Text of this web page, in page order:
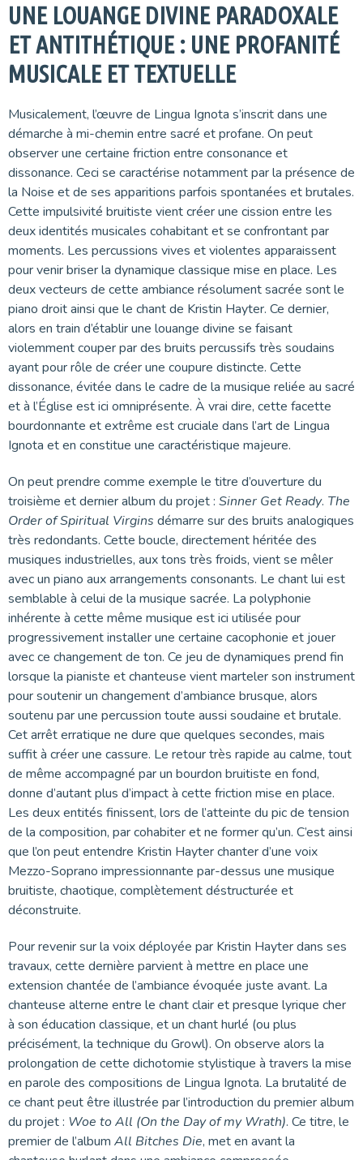
UNE LOUANGE DIVINE PARADOXALE
ET ANTITHÉTIQUE : UNE PROFANITÉ
MUSICALE ET TEXTUELLE
Musicalement, l’œuvre de Lingua Ignota s’inscrit dans une
démarche à mi-chemin entre sacré et profane. On peut
observer une certaine friction entre consonance et
dissonance. Ceci se caractérise notamment par la présence de
la Noise et de ses apparitions parfois spontanées et brutales.
Cette impulsivité bruitiste vient créer une cission entre les
deux identités musicales cohabitant et se confrontant par
moments. Les percussions vives et violentes apparaissent
pour venir briser la dynamique classique mise en place. Les
deux vecteurs de cette ambiance résolument sacrée sont le
piano droit ainsi que le chant de Kristin Hayter. Ce dernier,
alors en train d’établir une louange divine se faisant
violemment couper par des bruits percussifs très soudains
ayant pour rôle de créer une coupure distincte. Cette
dissonance, évitée dans le cadre de la musique reliée au sacré
et à l’Église est ici omniprésente. À vrai dire, cette facette
bourdonnante et extrême est cruciale dans l’art de Lingua
Ignota et en constitue une caractéristique majeure.
On peut prendre comme exemple le titre d’ouverture du
troisième et dernier album du projet : Sinner Get Ready. The
Order of Spiritual Virgins démarre sur des bruits analogiques
très redondants. Cette boucle, directement héritée des
musiques industrielles, aux tons très froids, vient se mêler
avec un piano aux arrangements consonants. Le chant lui est
semblable à celui de la musique sacrée. La polyphonie
inhérente à cette même musique est ici utilisée pour
progressivement installer une certaine cacophonie et jouer
avec ce changement de ton. Ce jeu de dynamiques prend fin
lorsque la pianiste et chanteuse vient marteler son instrument
pour soutenir un changement d’ambiance brusque, alors
soutenu par une percussion toute aussi soudaine et brutale.
Cet arrêt erratique ne dure que quelques secondes, mais
suffit à créer une cassure. Le retour très rapide au calme, tout
de même accompagné par un bourdon bruitiste en fond,
donne d’autant plus d’impact à cette friction mise en place.
Les deux entités finissent, lors de l’atteinte du pic de tension
de la composition, par cohabiter et ne former qu’un. C’est ainsi
que l’on peut entendre Kristin Hayter chanter d’une voix
Mezzo-Soprano impressionnante par-dessus une musique
bruitiste, chaotique, complètement déstructurée et
déconstruite.
Pour revenir sur la voix déployée par Kristin Hayter dans ses
travaux, cette dernière parvient à mettre en place une
extension chantée de l’ambiance évoquée juste avant. La
chanteuse alterne entre le chant clair et presque lyrique cher
à son éducation classique, et un chant hurlé (ou plus
précisément, la technique du Growl). On observe alors la
prolongation de cette dichotomie stylistique à travers la mise
en parole des compositions de Lingua Ignota. La brutalité de
ce chant peut être illustrée par l’introduction du premier album
du projet : Woe to All (On the Day of my Wrath). Ce titre, le
premier de l’album All Bitches Die, met en avant la